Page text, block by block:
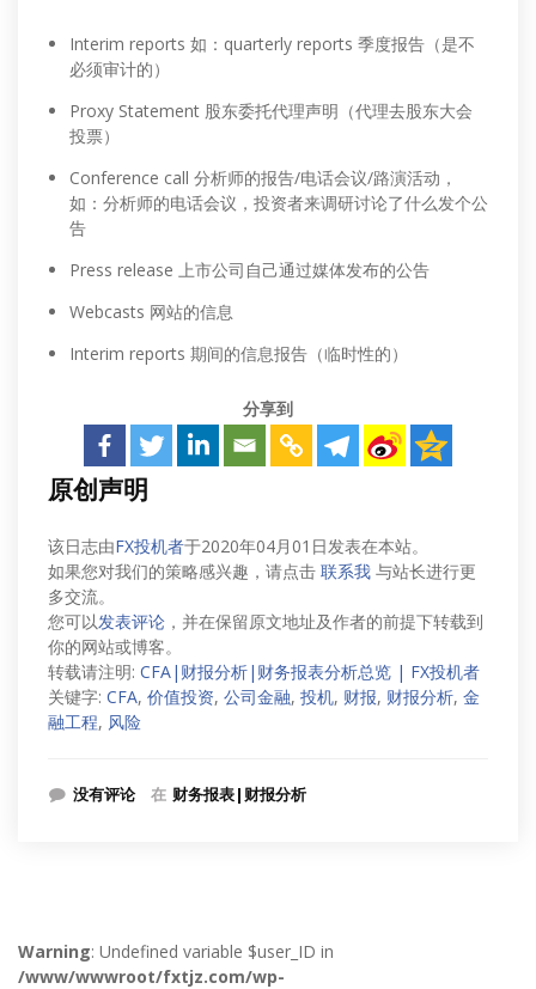
Interim reports 如：quarterly reports 季度报告（是不
必须审计的）
Proxy Statement 股东委托代理声明（代理去股东大会
投票）
Conference call 分析师的报告/电话会议/路演活动，
如：分析师的电话会议，投资者来调研讨论了什么发个公
告
Press release 上市公司自己通过媒体发布的公告
Webcasts 网站的信息
Interim reports 期间的信息报告（临时性的）
分享到
原创声明
该日志由FX投机者于2020年04月01日发表在本站。
如果您对我们的策略感兴趣，请点击 联系我 与站长进行更
多交流。
您可以发表评论 ，并在保留原文地址及作者的前提下转载到
你的网站或博客。
转载请注明: CFA|财报分析|财务报表分析总览 | FX投机者
关键字: CFA, 价值投资, 公司金融, 投机, 财报, 财报分析, 金
融工程, 风险
没有评论 在 财务报表|财报分析
Warning: Undefined variable $user_ID in
/www/wwwroot/fxtjz.com/wp-